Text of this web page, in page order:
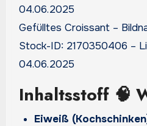
Gefülltes Croissant –
Stock-ID: 2170350406 –
04.06.2025
Inhaltsstoff 🧠
Eiweiß